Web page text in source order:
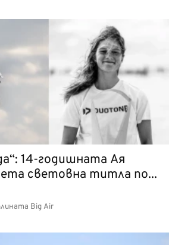
14-годишната Ая
световна титла по...
Big Air